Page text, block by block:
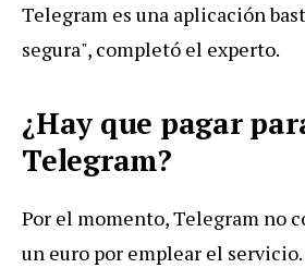
Telegram es una aplicación
segura", completó el experto.
¿Hay que pagar
Telegram?
Por el momento, Telegram no
un euro por emplear el